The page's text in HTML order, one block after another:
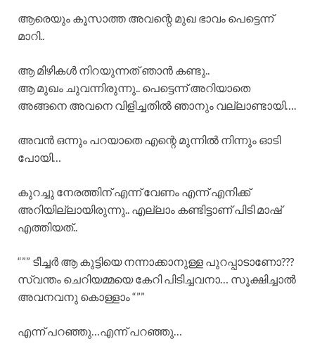
ആരെയും കൂസാത്ത അവന്റെ മുഖ ഭാവം പെട്ടെന്ന്
മാറി..
ആ മിഴികൾ നിറയുന്നത് ഞാൻ കണ്ടു..
ആ മുഖം ചുവന്നിരുന്നു.. പെട്ടെന്ന് അറിയാതെ
അങ്ങനെ അവനെ വിളിച്ചതിൽ ഞാനും വല്ലാണ്ടായി….
അവൻ ഒന്നും പറയാതെ എന്റെ മുന്നിൽ നിന്നും ഓടി
പോയി…
കുറച്ചു നേരത്തിന് എന്ന് വേണം എന്ന് എനിക്ക്
അറിയില്ലായിരുന്നു.. എല്ലാം കണ്ടിട്ടാണ് പിടി മാഷ്
എത്തിയത്..
“”” ടീച്ചർ ആ കുട്ടിയെ നന്നാക്കാനുള്ള പുറപ്പാടാണോ???
സ്വന്തം ചെറിയമ്മയെ കേറി പിടിച്ചവനാ… സൂക്ഷിച്ചാൽ
അവനവനു കൊള്ളാം “””
എന്ന് പറഞ്ഞു…എന്ന് പറഞ്ഞു…